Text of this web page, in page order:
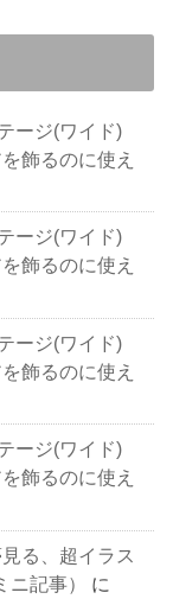
ージ(ワイド)
飾るのに使え
ージ(ワイド)
飾るのに使え
ージ(ワイド)
飾るのに使え
ージ(ワイド)
飾るのに使え
る、超イラス
記事）
に